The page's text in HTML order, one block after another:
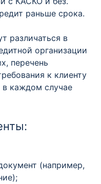
раньше срока.
различаться в
организации
перечень
к клиенту
в каждом случае
(например,